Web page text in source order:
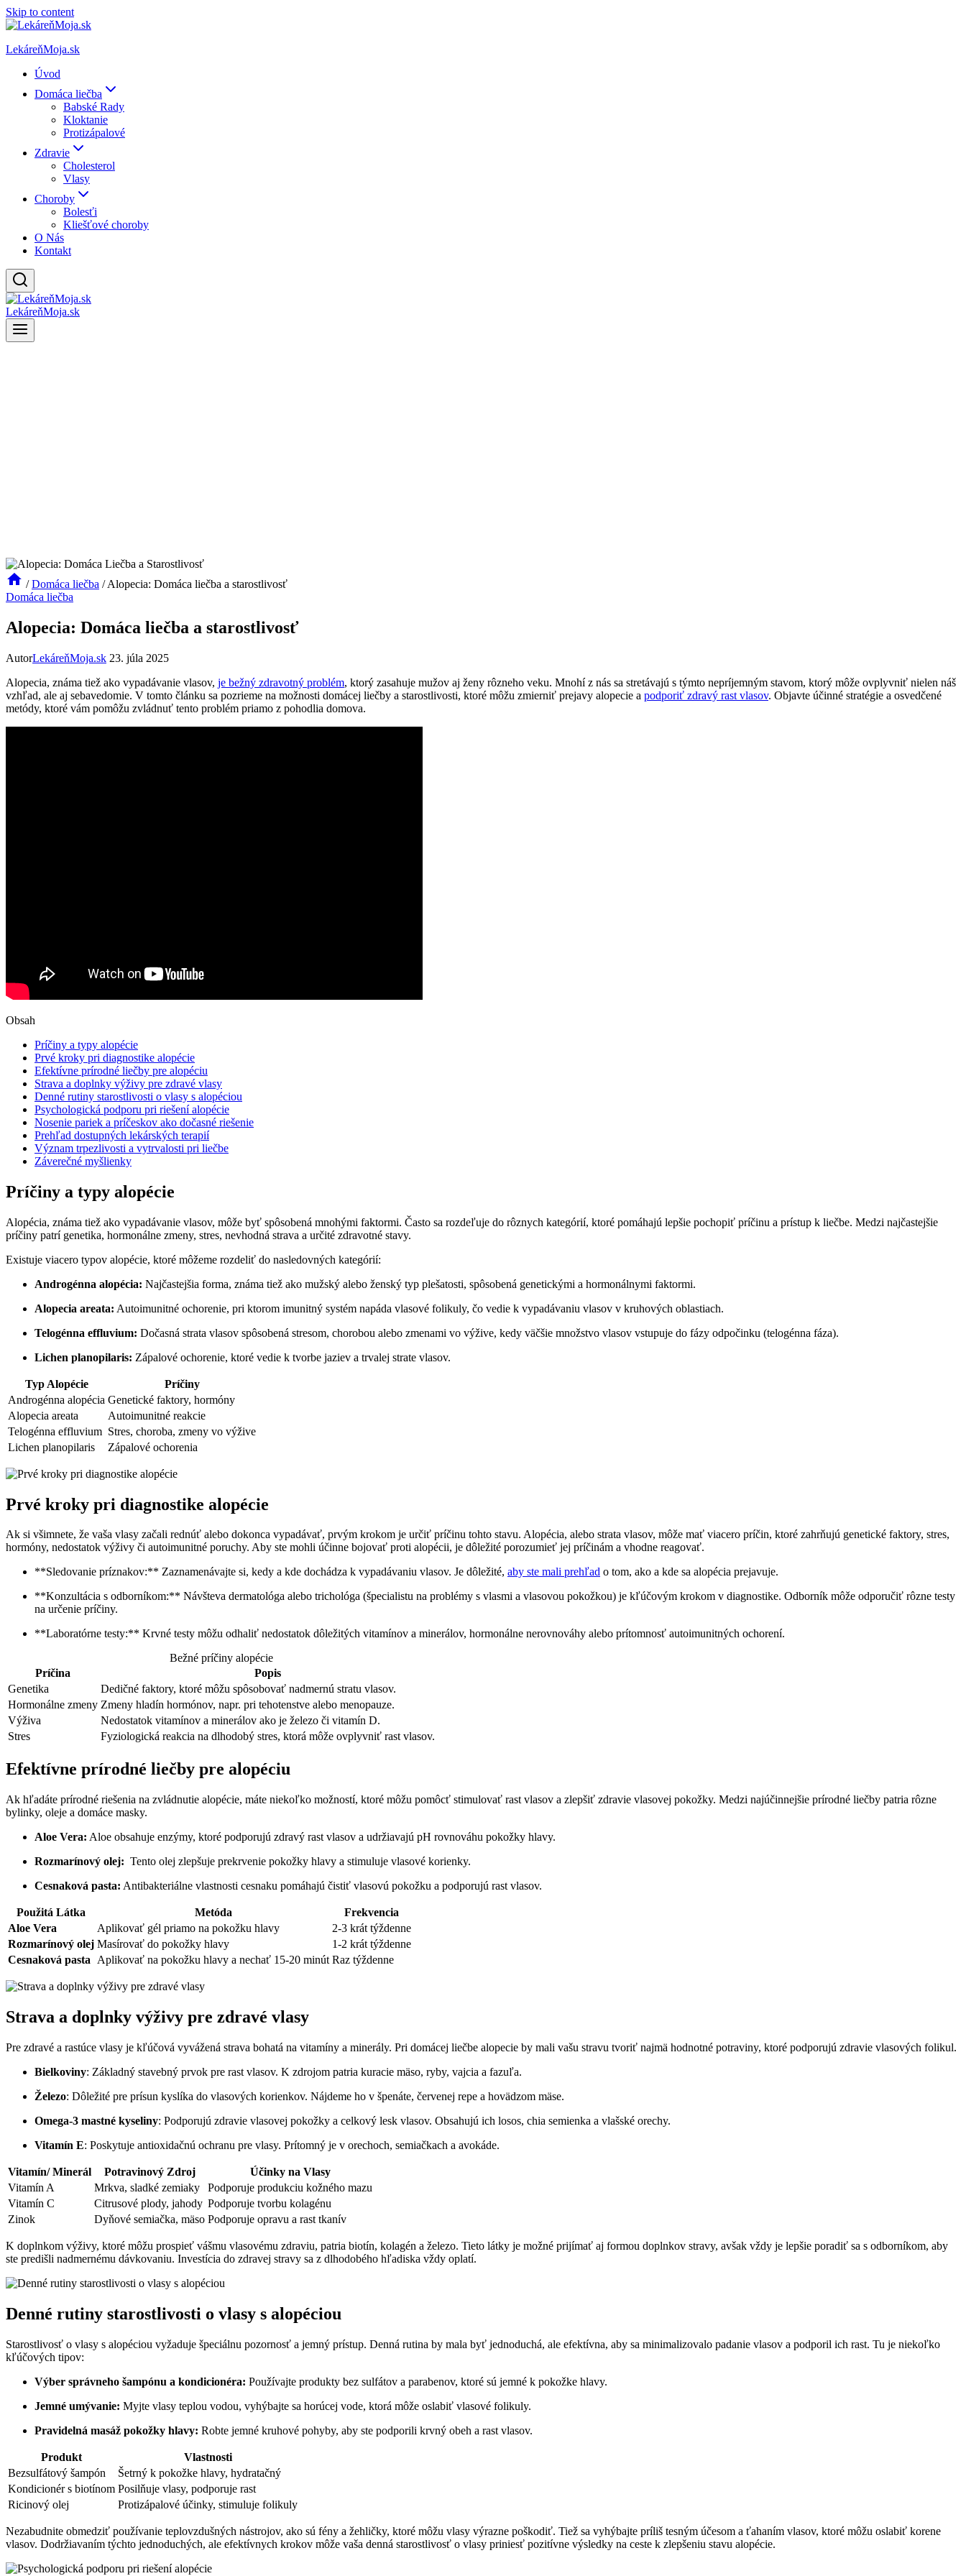
Skip to content
LekáreňMoja.sk
Úvod
Domáca liečba
Babské Rady
Kloktanie
Protizápalové
Zdravie
Cholesterol
Vlasy
Choroby
Bolesťi
Kliešťové choroby
O Nás
Kontakt
LekáreňMoja.sk
/ Domáca liečba / Alopecia: Domáca liečba a starostlivosť
Domáca liečba
Alopecia: Domáca liečba a starostlivosť
AutorLekáreňMoja.sk 23. júla 2025
Alopecia, známa tiež ako vypadávanie vlasov, je bežný zdravotný problém, ktorý zasahuje⁤ mužov aj ‍ženy rôzneho veku. Mnohí z nás sa stretávajú s‌ týmto ‍nepríjemným stavom,⁣ ktorý môže ovplyvniť nielen náš
⁤vzhľad, ale‍ aj sebavedomie. ​V tomto článku ‌sa pozrieme⁢ na možnosti⁢ domácej⁢ liečby a starostlivosti, ktoré môžu zmierniť prejavy alopecie a podporiť zdravý rast vlasov. Objavte účinné stratégie a osvedčené
metódy, ktoré vám pomôžu zvládnuť tento problém priamo z pohodlia domova.
Obsah
Príčiny a ‌typy alopécie
Prvé kroky pri diagnostike alopécie
Efektívne prírodné liečby pre ‌alopéciu
Strava a doplnky výživy pre⁤ zdravé ⁤vlasy
Denné rutiny starostlivosti⁣ o vlasy s alopéciou
Psychologická podporu pri‌ riešení alopécie
Nosenie pariek a príčeskov ⁣ako dočasné riešenie
Prehľad dostupných lekárských terapií
Význam trpezlivosti a vytrvalosti pri liečbe
Záverečné⁢ myšlienky
Príčiny a ‌typy alopécie
Alopécia, známa tiež ako ​vypadávanie vlasov, môže byť spôsobená mnohými faktormi. Často sa⁢ rozdeľuje do rôznych ⁢kategórií,​ ktoré pomáhajú lepšie pochopiť⁢ príčinu a‌ prístup k ​liečbe. Medzi najčastejšie
príčiny patrí genetika, hormonálne zmeny, stres, ‌nevhodná strava a ‍určité zdravotné stavy.
Existuje viacero typov alopécie, ktoré môžeme rozdeliť do nasledovných kategórií:
Androgénna alopécia: Najčastejšia forma, ​známa tiež ako mužský alebo ženský typ​ plešatosti,​ spôsobená genetickými a ‌hormonálnymi faktormi.
Alopecia areata: Autoimunitné ochorenie, ‍pri ktorom imunitný systém napáda vlasové folikuly, čo vedie k vypadávaniu vlasov v kruhových oblastiach.
Telogénna ⁤effluvium: Dočasná strata vlasov‌ spôsobená⁢ stresom, chorobou alebo​ zmenami vo​ výžive, kedy väčšie množstvo vlasov vstupuje do fázy odpočinku (telogénna fáza).
Lichen planopilaris: Zápalové ochorenie, ktoré vedie k tvorbe jaziev​ a trvalej strate⁣ vlasov.
Typ Alopécie
Príčiny
Androgénna alopécia Genetické faktory, hormóny
Alopecia areata
Autoimunitné reakcie
Telogénna effluvium Stres, choroba, zmeny vo výžive
Lichen planopilaris
Zápalové ochorenia
Prvé kroky pri diagnostike alopécie
Ak si všimnete, že vaša‌ vlasy ⁤začali rednúť alebo dokonca vypadávať,‍ prvým krokom je určiť príčinu tohto stavu. Alopécia, alebo strata vlasov, môže ​mať‌ viacero príčin, ktoré zahrňujú genetické‌ faktory, stres,
hormóny, nedostatok⁤ výživy či autoimunitné poruchy. Aby⁢ ste mohli účinne bojovať⁢ proti alopécii, je dôležité porozumieť​ jej príčinám a vhodne reagovať.
**Sledovanie príznakov:** Zaznamenávajte si,⁣ kedy a ⁤kde ⁣dochádza k vypadávaniu vlasov. Je ⁢dôležité,⁣ aby ste mali prehľad o tom,‍ ako a kde sa alopécia prejavuje.
**Konzultácia s odborníkom:**​ Návšteva dermatológa alebo trichológa ‍(špecialistu na⁤ problémy s vlasmi a vlasovou pokožkou) je kľúčovým krokom v diagnostike. Odborník‌ môže odporučiť‍ rôzne testy
na určenie ​príčiny.
**Laboratórne testy:** Krvné testy ‌môžu‍ odhaliť ‌nedostatok dôležitých vitamínov a minerálov, hormonálne nerovnováhy alebo⁤ prítomnosť autoimunitných ochorení.
Bežné ⁢príčiny alopécie
Príčina
Popis
Genetika
Dedičné faktory, ktoré môžu spôsobovať nadmernú stratu vlasov.
Hormonálne zmeny Zmeny hladín‍ hormónov, napr. pri tehotenstve alebo menopauze.
Výživa
Nedostatok vitamínov ‌a minerálov ako je železo či vitamín D.
Stres
Fyziologická reakcia na dlhodobý stres, ktorá môže ovplyvniť rast vlasov.
Efektívne prírodné liečby pre ‌alopéciu
Ak hľadáte prírodné riešenia na zvládnutie alopécie, máte niekoľko​ možností, ktoré môžu pomôcť‍ stimulovať rast⁢ vlasov a zlepšiť zdravie vlasovej pokožky. Medzi najúčinnejšie prírodné liečby patria rôzne
bylinky, ⁤oleje​ a domáce masky.
Aloe Vera: Aloe obsahuje enzýmy,⁤ ktoré podporujú zdravý rast ⁣vlasov a udržiavajú‌ pH rovnováhu pokožky ‍hlavy.
Rozmarínový olej: ​ Tento olej zlepšuje⁤ prekrvenie pokožky hlavy ‌a stimuluje vlasové korienky.
Cesnaková pasta: Antibakteriálne vlastnosti cesnaku pomáhajú čistiť vlasovú pokožku‌ a ⁢podporujú rast vlasov.
Použitá Látka Metóda
Frekvencia
Aloe Vera
Aplikovať gél priamo na ⁣pokožku hlavy
2-3 krát týždenne
Rozmarínový olej Masírovať do pokožky hlavy
1-2 krát týždenne
Cesnaková pasta
Aplikovať na pokožku hlavy a nechať 15-20 minút Raz týždenne
Strava a doplnky výživy pre⁤ zdravé ⁤vlasy
Pre zdravé​ a rastúce vlasy​ je kľúčová vyvážená strava bohatá na vitamíny a minerály. Pri‍ domácej liečbe alopecie by mali vašu stravu tvoriť najmä hodnotné potraviny, ktoré podporujú zdravie vlasových folikul.
Bielkoviny: Základný stavebný prvok pre⁣ rast vlasov. K zdrojom patria kuracie mäso, ryby, vajcia a fazuľa.
Železo: Dôležité pre prísun kyslíka‍ do⁤ vlasových korienkov. Nájdeme ho v špenáte, červenej repe a‌ hovädzom mäse.
Omega-3 mastné⁣ kyseliny:‌ Podporujú‍ zdravie vlasovej pokožky a celkový lesk vlasov. Obsahujú ich losos, chia semienka a vlašské ⁤orechy.
Vitamín E: Poskytuje antioxidačnú ochranu pre⁢ vlasy. Prítomný⁣ je v orechoch, semiačkach ⁤a avokáde.
Vitamín/ Minerál Potravinový Zdroj
Účinky na​ Vlasy
Vitamín A
Mrkva, sladké zemiaky
Podporuje produkciu kožného mazu
Vitamín C
Citrusové plody, jahody Podporuje tvorbu kolagénu
Zinok
Dyňové semiačka,‍ mäso Podporuje opravu a ‍rast tkanív
K doplnkom výživy, ktoré môžu prospieť vášmu vlasovému zdraviu, patria biotín, kolagén a železo.⁢ Tieto látky ⁣je možné prijímať aj formou doplnkov stravy, avšak vždy je lepšie poradiť sa ⁤s odborníkom, aby
ste​ predišli nadmernému dávkovaniu. Investícia do zdravej stravy sa z dlhodobého hľadiska vždy oplatí.
Denné rutiny starostlivosti⁣ o vlasy s alopéciou
Starostlivosť o vlasy s alopéciou vyžaduje špeciálnu pozornosť a jemný prístup. Denná rutina ⁣by mala byť jednoduchá, ale efektívna, aby sa minimalizovalo​ padanie vlasov a podporil ich​ rast. Tu je niekoľko
⁣kľúčových ⁢tipov:
Výber správneho šampónu a ‍kondicionéra: Používajte produkty bez sulfátov a⁤ parabenov, ⁤ktoré sú jemné k pokožke hlavy.
Jemné ⁢umývanie: Myjte vlasy teplou‍ vodou, vyhýbajte sa horúcej vode, ktorá ⁣môže​ oslabiť vlasové folikuly.
Pravidelná masáž pokožky hlavy: ⁤Robte‍ jemné kruhové pohyby, aby ste podporili‌ krvný obeh a rast vlasov.
Produkt
Vlastnosti
Bezsulfátový šampón
Šetrný k pokožke hlavy, hydratačný
Kondicionér​ s⁤ biotínom Posilňuje vlasy, podporuje rast
Ricinový olej
Protizápalové účinky, stimuluje folikuly
Nezabudnite obmedziť používanie teplovzdušných nástrojov, ako sú fény⁢ a⁢ žehličky, ktoré môžu vlasy výrazne poškodiť. Tiež sa vyhýbajte príliš tesným účesom a ťahaním vlasov, ktoré môžu ‍oslabiť korene
vlasov. Dodržiavaním týchto jednoduchých, ale‌ efektívnych krokov môže​ vaša denná starostlivosť o⁢ vlasy priniesť ⁤pozitívne výsledky na ceste k zlepšeniu stavu alopécie.